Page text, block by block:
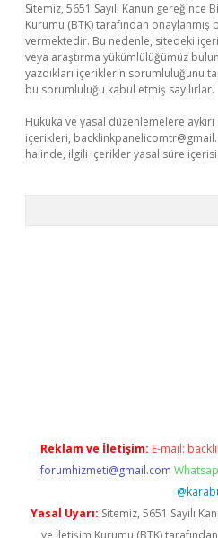
Sitemiz, 5651 Sayılı Kanun
Kurumu (BTK) tarafından onaylanmış
vermektedir. Bu nedenle, sitedeki
veya araştırma yükümlülüğümüz
yazdıkları içeriklerin sorumluluğunu
bu sorumluluğu kabul etmiş sayılırlar.
Hukuka ve yasal düzenlemelere
içerikleri,
halinde, ilgili içerikler yasal süre
Reklam ve İletişim: E-mail:
forumhizmeti@gmail.com
Yasal Uyarı: Sitemiz, 5651 Sayılı
ve İletişim Kurumu (BTK)